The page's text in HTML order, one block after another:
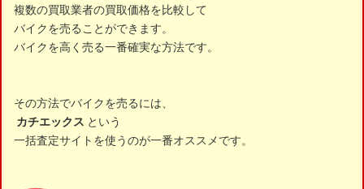
複数の買取業者の買取価格を比較して
バイクを売ることができます。
バイクを高く売る一番確実な方法です。
その方法でバイクを売るには、
カチエックス という
一括査定サイトを使うのが一番オススメです。